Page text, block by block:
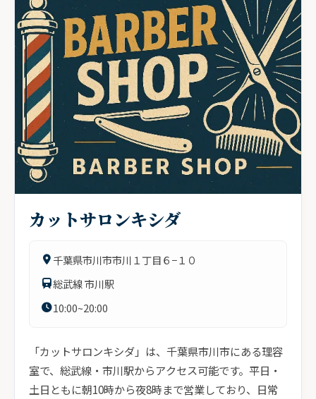
カットサロンキシダ
千葉県市川市市川１丁目６−１０
総武線 市川駅
10:00~20:00
「カットサロンキシダ」は、千葉県市川市にある理容
室で、総武線・市川駅からアクセス可能です。平日・
土日ともに朝10時から夜8時まで営業しており、日常